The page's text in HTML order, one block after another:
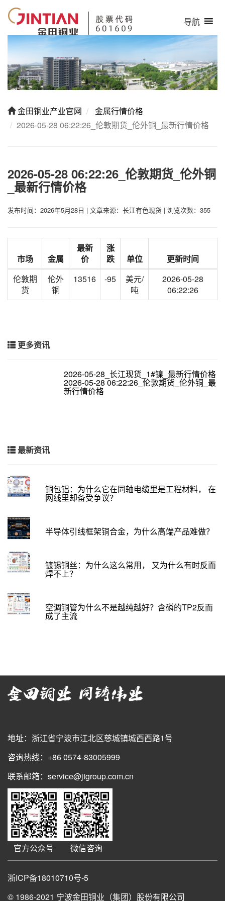
导航
金田铜业产业官网
金属行情价格
2026-05-28 06:22:26_伦敦期货_伦外铜_最新行情价格
2026-05-28 06:22:26_伦敦期货_伦外铜
_最新行情价格
发布时间：2026年5月28日 | 文章来源：长江有色现货 | 浏览次数：355
市场 金属
最新
价
涨
跌
单位
更新时间
伦敦期
货
伦外
铜
13516 -95
美元/
吨
2026-05-28
06:22:26
更多资讯
2026-05-28_长江现货_1#镍_最新行情价格
2026-05-28 06:22:26_伦敦期货_伦外铜_最
新行情价格
最新资讯
铜包铝：为什么它在同轴电缆里是工程材料， 在
网线里却备受争议？
半导体引线框架铜合金，为什么高端产品难做？
镀锡铜丝：为什么这么常用， 又为什么有时反而
焊不上？
空调铜管为什么不是越纯越好？含磷的TP2反而
成了主流
地址：浙江省宁波市江北区慈城镇城西西路1号
咨询热线：+86 0574-83005999
联系邮箱：service@jtgroup.com.cn
官方公众号 微信咨询
浙ICP备18010710号-5
© 1986-2021 宁波金田铜业（集团）股份有限公司